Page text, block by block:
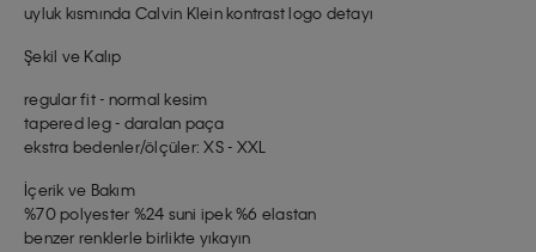
uyluk kısmında Calvin Klein kontrast logo detayı
Şekil ve Kalıp
regular fit - normal kesim
tapered leg - daralan paça
ekstra bedenler/ölçüler: XS - XXL
İçerik ve Bakım
%70 polyester %24 suni ipek %6 elastan
benzer renklerle birlikte yıkayın